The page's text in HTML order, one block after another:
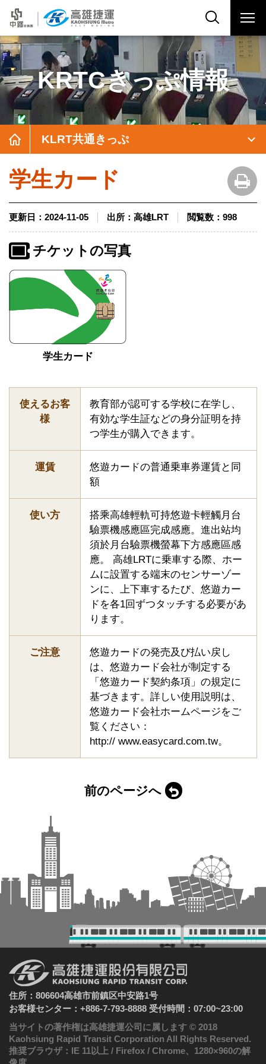
KRTCきっぷ情報
KLRT共通きっぷ
学生カード
更新日： 2024-11-05 出所： 高雄LRT 閲覧数： 998
チケットの写真
学生カード
使えるお客
様
教育部が認可する学校に在学し、
有効な学生証などの身分証明を持
つ学生が購入できます。
運賃
悠遊カードの普通乗車券運賃と同
額
使い方
搭乘高雄輕軌可持悠遊卡輕觸月台
驗票機感應區完成感應。進出站均
須於月台驗票機螢幕下方感應區感
應。 高雄LRTに乗車する際、ホー
ムに設置する端末のセンサーゾー
ンに、上下車するたび、悠遊カー
ドを各1回ずつタッチする必要があ
ります。
ご注意
悠遊カードの発売及び払い戻し
は、悠遊カード会社が制定する
「悠遊カード契約条項」の規定に
基づきます。詳しい使用説明は、
悠遊カード会社ホームページをご
覧ください：
http:// www.easycard.com.tw。
前のページへ
住所：806604高雄市前鎮区中安路1号
お客様センター：+886-7-793-8888 受付時間：07:00~23:00
当サイトの著作権は高雄捷運公司に属します © 2018
Kaohsiung Rapid Transit Corporation All Rights Reserved.
推奨ブラウザ：IE 11以上 / Firefox / Chrome、1280×960の解